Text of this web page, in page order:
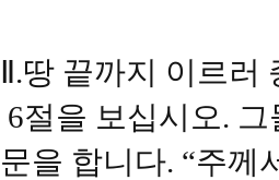
Ⅱ.땅 끝까지 이르러
6절을 보십시오.
문을 합니다. “주께